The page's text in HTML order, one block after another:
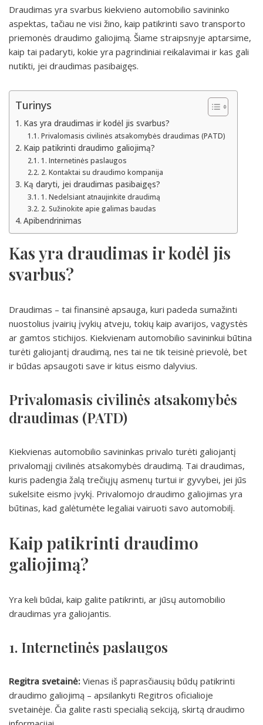
Draudimas yra svarbus kiekvieno automobilio savininko
aspektas, tačiau ne visi žino, kaip patikrinti savo transporto
priemonės draudimo galiojimą. Šiame straipsnyje aptarsime,
kaip tai padaryti, kokie yra pagrindiniai reikalavimai ir kas gali
nutikti, jei draudimas pasibaigęs.
Turinys
Kas yra draudimas ir kodėl jis svarbus?
Privalomasis civilinės atsakomybės draudimas (PATD)
Kaip patikrinti draudimo galiojimą?
1. Internetinės paslaugos
2. Kontaktai su draudimo kompanija
Ką daryti, jei draudimas pasibaigęs?
1. Nedelsiant atnaujinkite draudimą
2. Sužinokite apie galimas baudas
Apibendrinimas
Kas yra draudimas ir kodėl jis
svarbus?
Draudimas – tai finansinė apsauga, kuri padeda sumažinti
nuostolius įvairių įvykių atveju, tokių kaip avarijos, vagystės
ar gamtos stichijos. Kiekvienam automobilio savininkui būtina
turėti galiojantį draudimą, nes tai ne tik teisinė prievolė, bet
ir būdas apsaugoti save ir kitus eismo dalyvius.
Privalomasis civilinės atsakomybės
draudimas (PATD)
Kiekvienas automobilio savininkas privalo turėti galiojantį
privalomąjį civilinės atsakomybės draudimą. Tai draudimas,
kuris padengia žalą trečiųjų asmenų turtui ir gyvybei, jei jūs
sukelsite eismo įvykį. Privalomojo draudimo galiojimas yra
būtinas, kad galėtumėte legaliai vairuoti savo automobilį.
Kaip patikrinti draudimo
galiojimą?
Yra keli būdai, kaip galite patikrinti, ar jūsų automobilio
draudimas yra galiojantis.
1. Internetinės paslaugos
Regitra svetainė: Vienas iš paprasčiausių būdų patikrinti
draudimo galiojimą – apsilankyti Regitros oficialioje
svetainėje. Čia galite rasti specialią sekciją, skirtą draudimo